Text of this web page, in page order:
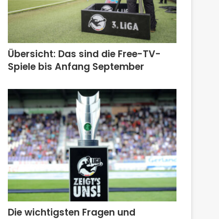
Übersicht: Das sind die Free-TV-
Spiele bis Anfang September
Die wichtigsten Fragen und